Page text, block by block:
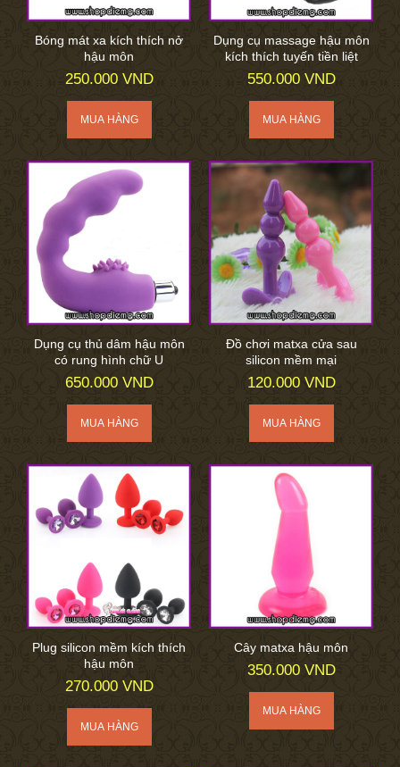
Bóng mát xa kích thích nở
hậu môn
250.000 VND
Dụng cụ massage hậu môn
kích thích tuyến tiền liệt
550.000 VND
Dụng cụ thủ dâm hậu môn
có rung hình chữ U
650.000 VND
Đồ chơi matxa cửa sau
silicon mềm mại
120.000 VND
Plug silicon mềm kích thích
hậu môn
270.000 VND
Cây matxa hậu môn
350.000 VND